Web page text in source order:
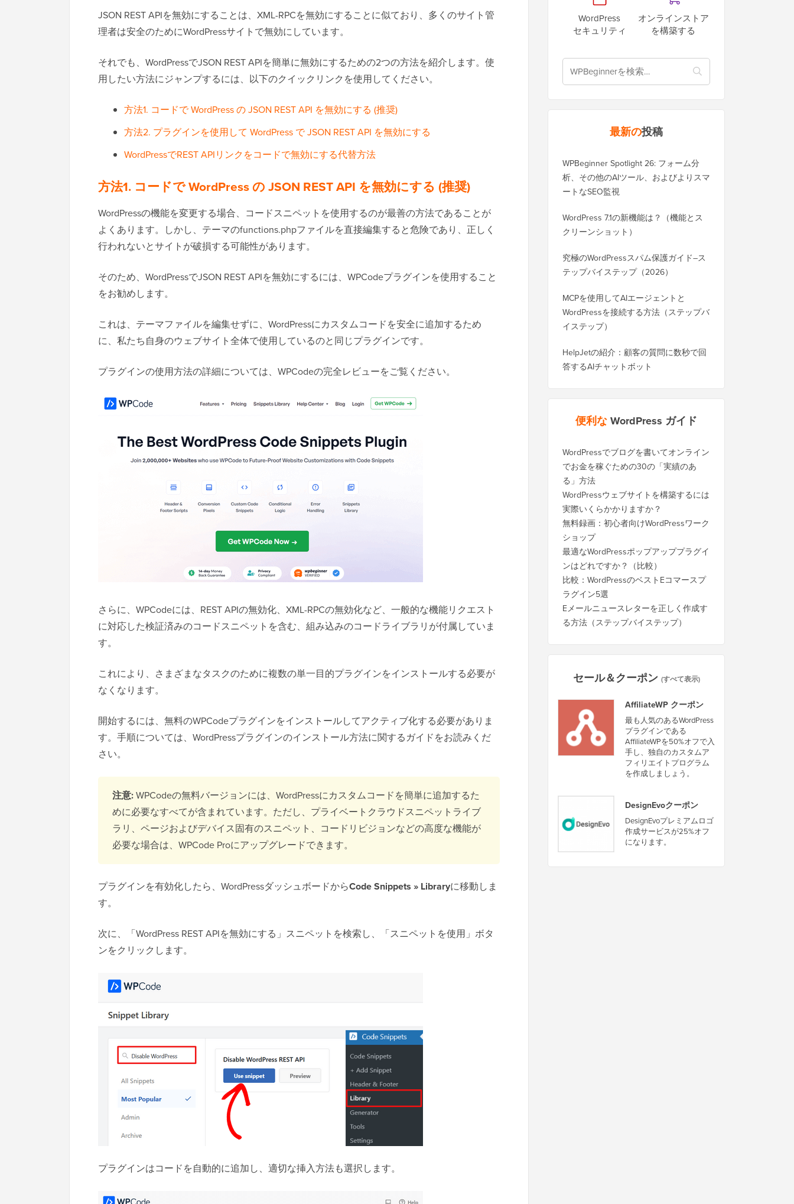
JSON REST APIを無効にすることは、XML-RPCを無効にすることに似ており、多くのサイト管
理者は安全のためにWordPressサイトで無効にしています。
それでも、WordPressでJSON REST APIを簡単に無効にするための2つの方法を紹介します。使
用したい方法にジャンプするには、以下のクイックリンクを使用してください。
方法1. コードで WordPress の JSON REST API を無効にする (推奨)
方法2. プラグインを使用して WordPress で JSON REST API を無効にする
WordPressでREST APIリンクをコードで無効にする代替方法
方法1. コードで WordPress の JSON REST API を無効にする (推奨)
WordPressの機能を変更する場合、コードスニペットを使用するのが最善の方法であることが
よくあります。しかし、テーマのfunctions.phpファイルを直接編集すると危険であり、正しく
行われないとサイトが破損する可能性があります。
そのため、WordPressでJSON REST APIを無効にするには、WPCodeプラグインを使用すること
をお勧めします。
これは、テーマファイルを編集せずに、WordPressにカスタムコードを安全に追加するため
に、私たち自身のウェブサイト全体で使用しているのと同じプラグインです。
プラグインの使用方法の詳細については、WPCodeの完全レビューをご覧ください。
さらに、WPCodeには、REST APIの無効化、XML-RPCの無効化など、一般的な機能リクエスト
に対応した検証済みのコードスニペットを含む、組み込みのコードライブラリが付属していま
す。
これにより、さまざまなタスクのために複数の単一目的プラグインをインストールする必要が
なくなります。
開始するには、無料のWPCodeプラグインをインストールしてアクティブ化する必要がありま
す。手順については、WordPressプラグインのインストール方法に関するガイドをお読みくだ
さい。
注意:WPCodeの無料バージョンには、WordPressにカスタムコードを簡単に追加するた
めに必要なすべてが含まれています。ただし、プライベートクラウドスニペットライブ
ラリ、ページおよびデバイス固有のスニペット、コードリビジョンなどの高度な機能が
必要な場合は、WPCode Proにアップグレードできます。
プラグインを有効化したら、WordPressダッシュボードからCode Snippets » Libraryに移動しま
す。
次に、「WordPress REST APIを無効にする」スニペットを検索し、「スニペットを使用」ボタ
ンをクリックします。
プラグインはコードを自動的に追加し、適切な挿入方法も選択します。
WordPress
セキュリティ
オンラインストア
を構築する
最新の投稿
WPBeginner Spotlight 26: フォーム分
析、その他のAIツール、およびよりスマ
ートなSEO監視
WordPress 7.1の新機能は？（機能とス
クリーンショット）
究極のWordPressスパム保護ガイド–ス
テップバイステップ（2026）
MCPを使用してAIエージェントと
WordPressを接続する方法（ステップバ
イステップ）
HelpJetの紹介：顧客の質問に数秒で回
答するAIチャットボット
便利なWordPress ガイド
WordPressでブログを書いてオンライン
でお金を稼ぐための30の「実績のあ
る」方法
WordPressウェブサイトを構築するには
実際いくらかかりますか？
無料録画：初心者向けWordPressワーク
ショップ
最適なWordPressポップアッププラグイ
ンはどれですか？（比較）
比較：WordPressのベストEコマースプ
ラグイン5選
Eメールニュースレターを正しく作成す
る方法（ステップバイステップ）
セール＆クーポン (すべて表示)
AffiliateWP クーポン
最も人気のあるWordPress
プラグインである
AffiliateWPを50%オフで入
手し、独自のカスタムア
フィリエイトプログラム
を作成しましょう。
DesignEvoクーポン
DesignEvoプレミアムロゴ
作成サービスが25%オフ
になります。